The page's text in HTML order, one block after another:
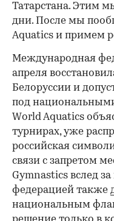
Татарстана. Этим
дни. После мы
Aquatics и примем
Международная
апреля
Белоруссии и
под
World Aquatics
турнирах, уже
российская
связи с запретом
Gymnastics вслед
федерацией также
национальным